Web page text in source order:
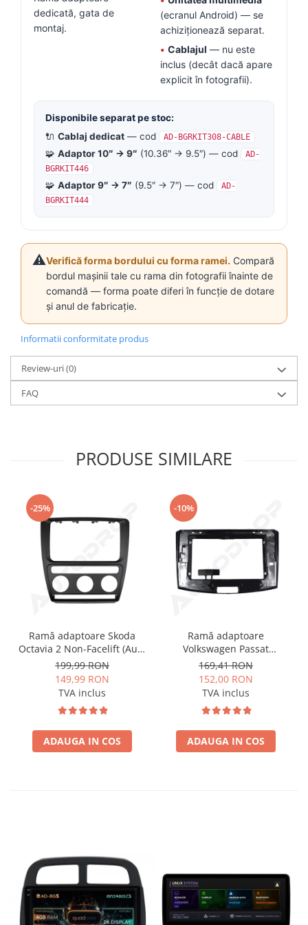
dedicată, gata de
montaj.
(ecranul Android) — se
achiziționează separat.
• Cablajul — nu este
inclus (decât dacă apare
explicit în fotografii).
Disponibile separat pe stoc:
🔌 Cablaj dedicat — cod AD-BGRKIT308-CABLE
🧩 Adaptor 10″ → 9″ (10.36″ → 9.5″) — cod
AD-
BGRKIT446
🧩 Adaptor 9″ → 7″ (9.5″ → 7″) — cod
AD-
BGRKIT444
⚠️Verifică forma bordului cu forma ramei. Compară
bordul mașinii tale cu rama din fotografii înainte de
comandă — forma poate diferi în funcție de dotare
și anul de fabricație.
Informatii conformitate produs
Review-uri(0)
FAQ
PRODUSE SIMILARE
-25%
Ramă adaptoare Skoda
Octavia 2 Non-Facelift (Auto
A/C) 2004-2009 - fațetă
213×133 (RNS 510 / RCD
330), montaj dedicat
199,99 RON
149,99 RON
TVA inclus
ADAUGA IN COS
-10%
Ramă adaptoare
Volkswagen Passat
B6/B7/CC 2011-2015 -
navigație Android 10.1″,
montaj dedicat
169,41 RON
152,00 RON
TVA inclus
ADAUGA IN COS